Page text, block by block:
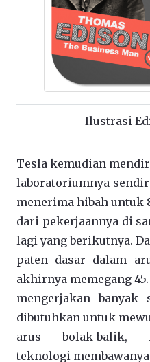
Ilustrasi
Tesla kemudian
laboratoriumnya
menerima hibah untuk
dari pekerjaannya di
lagi yang berikutnya.
paten dasar dalam
akhirnya memegang
mengerjakan
dibutuhkan untuk
arus bolak-balik,
teknologi